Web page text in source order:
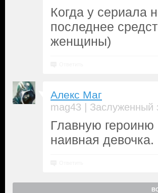
Когда у сериала
последнее
женщины)
Алекс Маг
mag43 | Заслуженный
Главную героиню
наивная девочка.